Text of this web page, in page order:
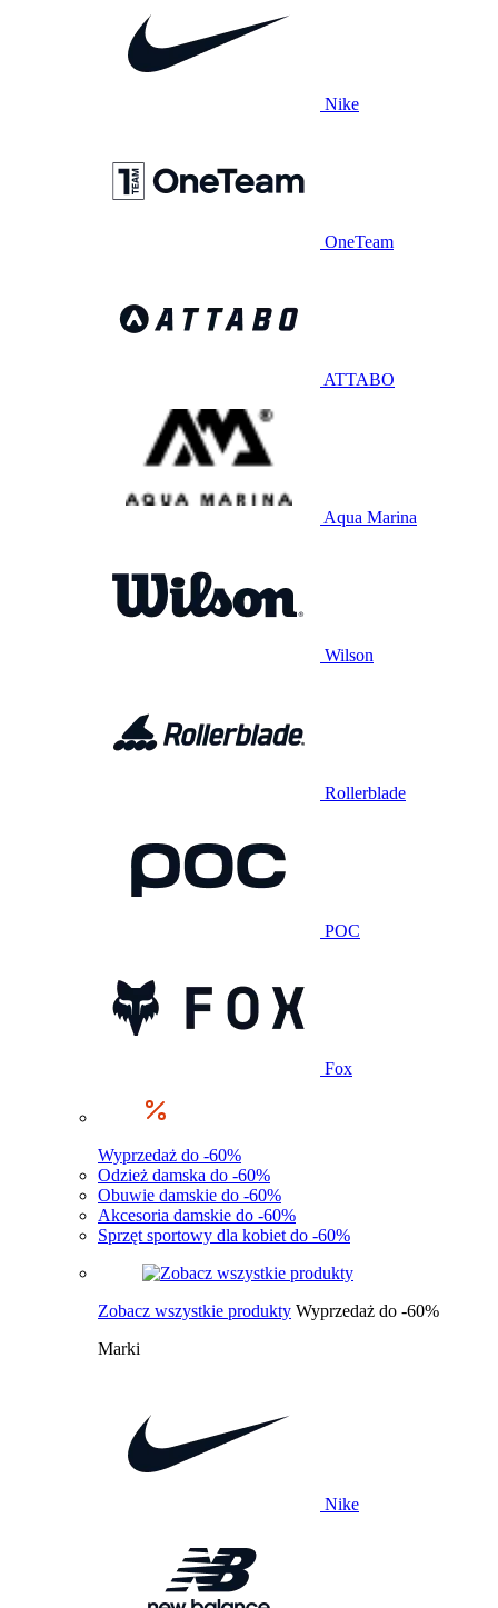
Nike
OneTeam
ATTABO
Aqua Marina
Wilson
Rollerblade
POC
Fox
Wyprzedaż do -60%
Odzież damska do -60%
Obuwie damskie do -60%
Akcesoria damskie do -60%
Sprzęt sportowy dla kobiet do -60%
Zobacz wszystkie produkty Wyprzedaż do -60%
Marki
Nike